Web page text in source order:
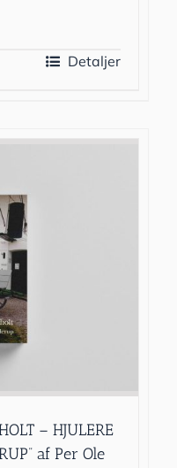
Detaljer
– HJULERE
af Per Ole